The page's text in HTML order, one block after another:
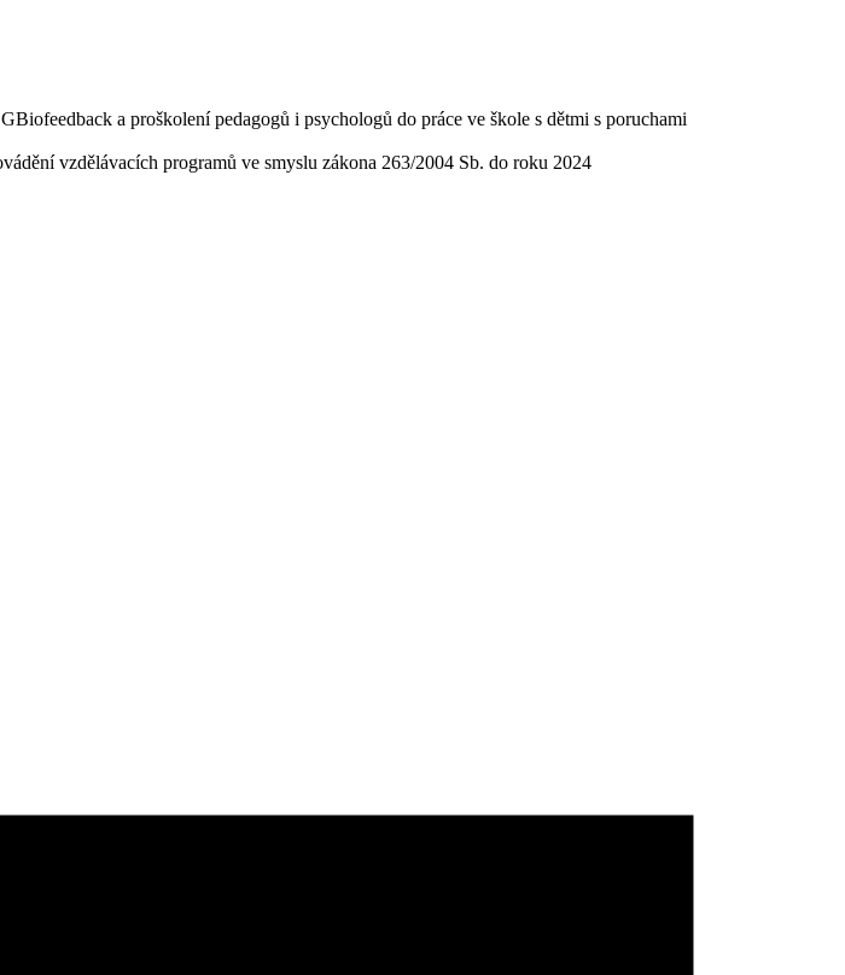
a proškolení pedagogů i psychologů do práce ve škole s dětmi s poruchami
vzdělávacích programů ve smyslu zákona 263/2004 Sb. do roku 2024